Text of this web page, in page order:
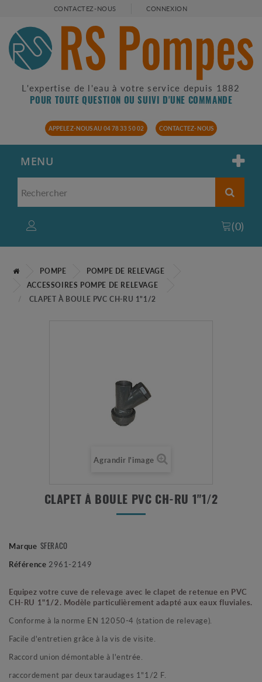
CONTACTEZ-NOUS CONNEXION
L'expertise de l'eau à votre service depuis 1882
POUR TOUTE QUESTION OU SUIVI D'UNE COMMANDE
APPELEZ-NOUS AU 04 78 33 50 02 CONTACTEZ-NOUS
MENU
(0)
POMPE
POMPE DE RELEVAGE
ACCESSOIRES POMPE DE RELEVAGE
CLAPET À BOULE PVC CH-RU 1"1/2
Agrandir l'image
CLAPET À BOULE PVC CH-RU 1"1/2
Marque SFERACO
Référence 2961-2149
Equipez votre cuve de relevage avec le clapet de retenue en PVC
CH-RU 1"1/2. Modèle particulièrement adapté aux eaux fluviales.
Conforme à la norme EN 12050-4 (station de relevage).
Facile d'entretien grâce à la vis de visite.
Raccord union démontable à l'entrée.
raccordement par deux taraudages 1"1/2 F.